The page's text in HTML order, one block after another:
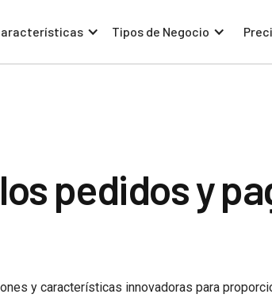
Tipos de Negocio
pedidos y
y características innovadoras para